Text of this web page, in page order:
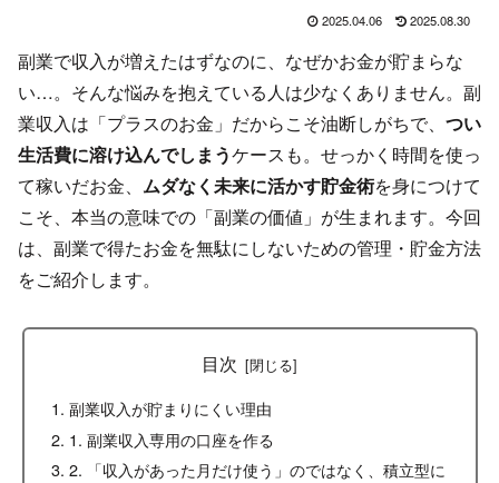
2025.04.06 2025.08.30
副業で収入が増えたはずなのに、なぜかお金が貯まらな
い…。そんな悩みを抱えている人は少なくありません。副
業収入は「プラスのお金」だからこそ油断しがちで、 つい
生活費に溶け込んでしまうケースも。せっかく時間を使っ
て稼いだお金、 ムダなく未来に活かす貯金術を身につけて
こそ、本当の意味での「副業の価値」が生まれます。今回
は、副業で得たお金を無駄にしないための管理・貯金方法
をご紹介します。
目次
副業収入が貯まりにくい理由
1. 副業収入専用の口座を作る
2. 「収入があった月だけ使う」のではなく、積立型に